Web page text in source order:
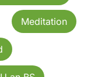
Meditation